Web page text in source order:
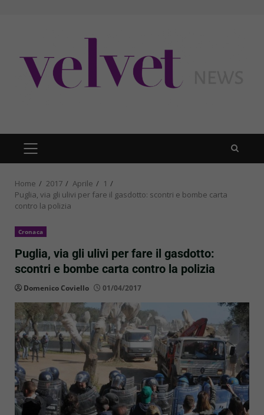
PRIMARY
MENU
Home 2017 Aprile
1
Puglia, via gli ulivi per fare il gasdotto: scontri e bombe carta
contro la polizia
Cronaca
Puglia, via gli ulivi per fare il gasdotto:
scontri e bombe carta contro la polizia
Domenico Coviello 01/04/2017